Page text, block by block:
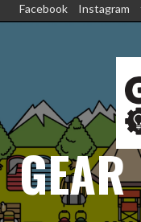
ス
キ
ッ
プ
Facebook Instagram